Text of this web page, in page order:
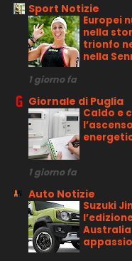
Sport Notizie
Europei
nella
trionfo
nella
1 giorno fa
Giornale di Puglia
Caldo e
1 giorno fa
Auto Notizie
Suzuki